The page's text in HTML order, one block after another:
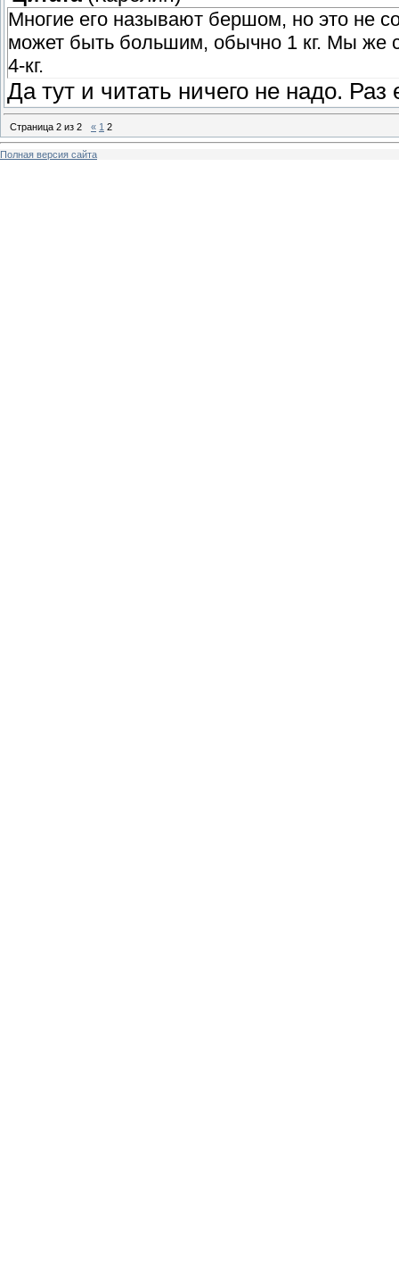
Многие его называют бершом, но это не
может быть большим, обычно 1 кг. Мы же
4-кг.
Да тут и читать ничего не надо. Раз
Страница 2 из 2 « 1 2
Полная версия сайта